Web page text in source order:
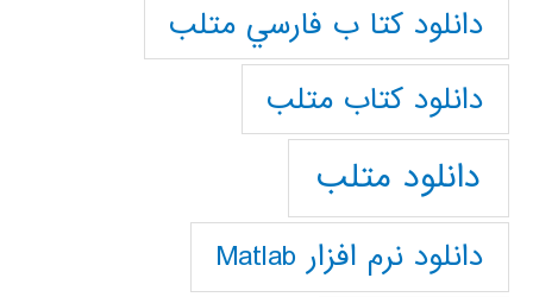
دانلود كتا ب فارسي متلب
دانلود كتاب متلب
دانلود متلب
دانلود نرم افزار Matlab